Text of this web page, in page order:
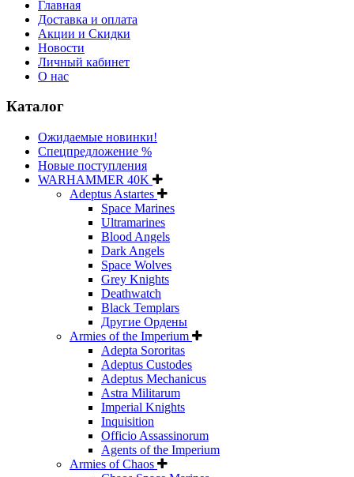
Главная
Доставка и оплата
Акции и Скидки
Новости
Личный кабинет
О нас
Каталог
Ожидаемые новинки!
Спецпредложение %
Новые поступления
WARHAMMER 40K
Adeptus Astartes
Space Marines
Ultramarines
Blood Angels
Dark Angels
Space Wolves
Grey Knights
Deathwatch
Black Templars
Другие Ордены
Armies of the Imperium
Adepta Sororitas
Adeptus Custodes
Adeptus Mechanicus
Astra Militarum
Imperial Knights
Inquisition
Officio Assassinorum
Agents of the Imperium
Armies of Chaos